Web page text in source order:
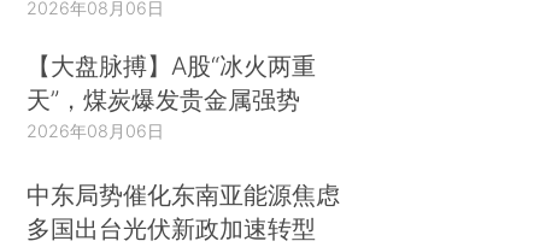
2026年08月06日
【大盘脉搏】A股“冰火两重
天”，煤炭爆发贵金属强势
2026年08月06日
中东局势催化东南亚能源焦虑
多国出台光伏新政加速转型